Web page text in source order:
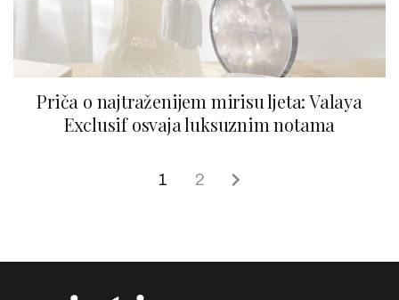
Priča o najtraženijem mirisu ljeta: Valaya
Exclusif osvaja luksuznim notama
1 2